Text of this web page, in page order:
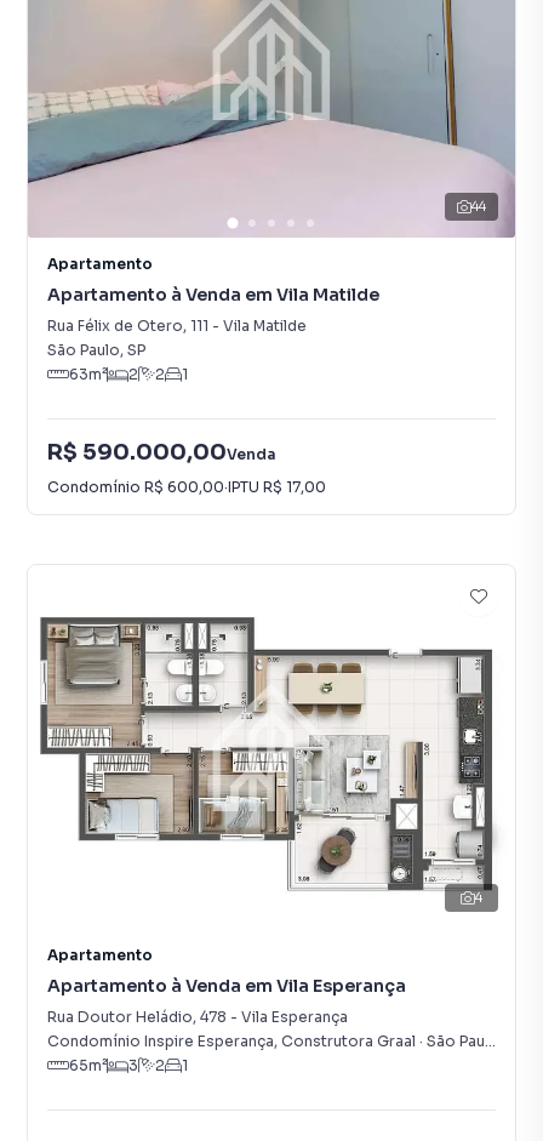
44
Apartamento
Apartamento à Venda em Vila Matilde
Rua Félix de Otero, 111 - Vila Matilde
São Paulo, SP
63m² 2 2 1
R$ 590.000,00Venda
Condomínio R$ 600,00·IPTU R$ 17,00
4
Apartamento
Apartamento à Venda em Vila Esperança
Rua Doutor Heládio, 478 - Vila Esperança
Condomínio Inspire Esperança, Construtora Graal · São Paulo
65m² 3 2 1